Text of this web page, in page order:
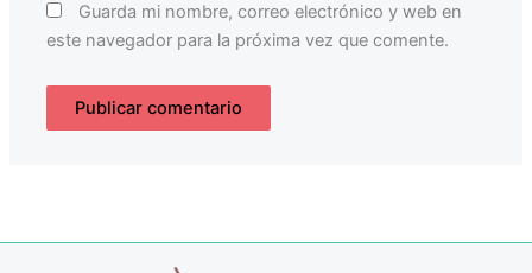
Guarda mi nombre, correo electrónico y web en
este navegador para la próxima vez que comente.